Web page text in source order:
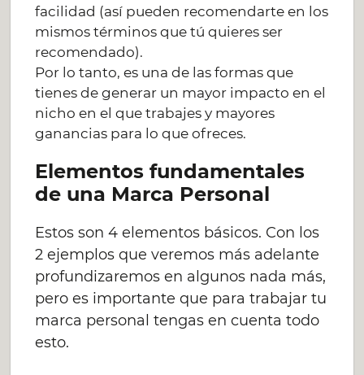
facilidad (así pueden recomendarte en los
mismos términos que tú quieres ser
recomendado).
Por lo tanto, es una de las formas que
tienes de generar un mayor impacto en el
nicho en el que trabajes y mayores
ganancias para lo que ofreces.
Elementos fundamentales
de una Marca Personal
Estos son 4 elementos básicos. Con los
2 ejemplos que veremos más adelante
profundizaremos en algunos nada más,
pero es importante que para trabajar tu
marca personal tengas en cuenta todo
esto.